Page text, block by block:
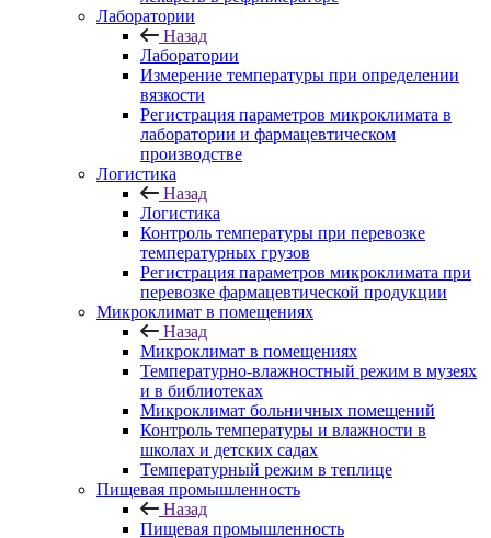
Лаборатории
Назад
Лаборатории
Измерение температуры при определении
вязкости
Регистрация параметров микроклимата в
лаборатории и фармацевтическом
производстве
Логистика
Назад
Логистика
Контроль температуры при перевозке
температурных грузов
Регистрация параметров микроклимата при
перевозке фармацевтической продукции
Микроклимат в помещениях
Назад
Микроклимат в помещениях
Температурно-влажностный режим в музеях
и в библиотеках
Микроклимат больничных помещений
Контроль температуры и влажности в
школах и детских садах
Температурный режим в теплице
Пищевая промышленность
Назад
Пищевая промышленность